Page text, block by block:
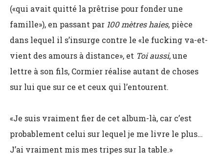
(«qui avait quitté la prêtrise pour fonder une
famille»), en passant par 100 mètres haies, pièce
dans lequel il s’insurge contre le «le fucking va-et-
vient des amours à distance», et Toi aussi, une
lettre à son fils, Cormier réalise autant de choses
sur lui que sur ce et ceux qui l’entourent.
«Je suis vraiment fier de cet album-là, car c’est
probablement celui sur lequel je me livre le plus…
J’ai vraiment mis mes tripes sur la table.»